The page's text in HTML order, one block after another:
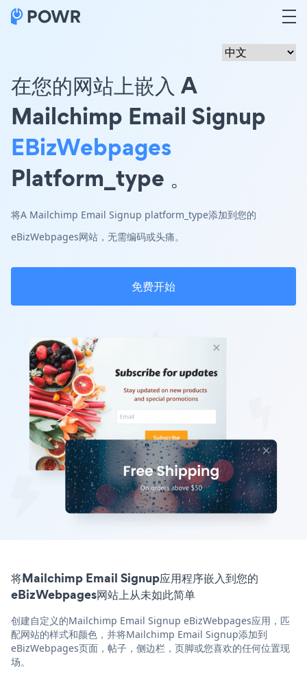
在您的网站上嵌入 A
Mailchimp Email Signup
EBizWebpages
Platform_type 。
将A Mailchimp Email Signup platform_type添加到您的
eBizWebpages网站，无需编码或头痛。
免费开始
将Mailchimp Email Signup应用程序嵌入到您的
eBizWebpages网站上从未如此简单
创建自定义的Mailchimp Email Signup eBizWebpages应用，匹
配网站的样式和颜色，并将Mailchimp Email Signup添加到
eBizWebpages页面，帖子，侧边栏，页脚或您喜欢的任何位置现
场。